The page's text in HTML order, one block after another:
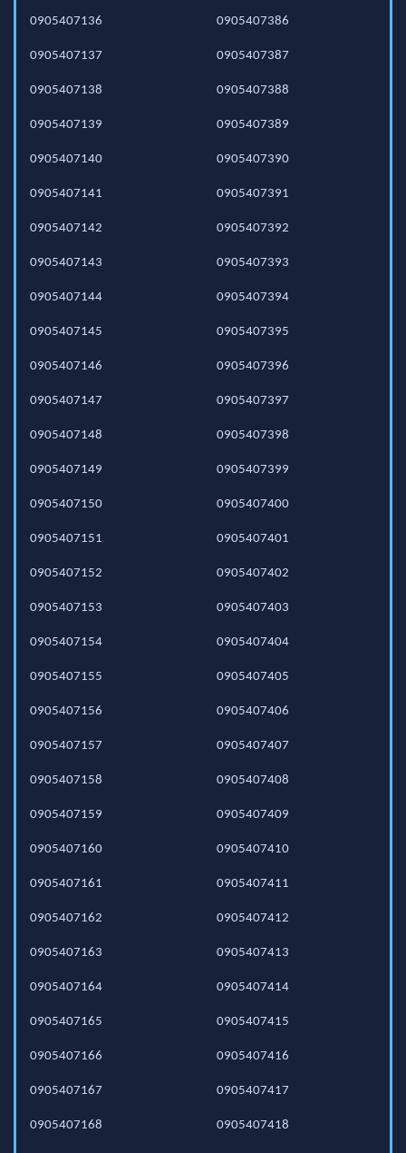
0905407136
0905407137
0905407138
0905407139
0905407140
0905407141
0905407142
0905407143
0905407144
0905407145
0905407146
0905407147
0905407148
0905407149
0905407150
0905407151
0905407152
0905407153
0905407154
0905407155
0905407156
0905407157
0905407158
0905407159
0905407160
0905407161
0905407162
0905407163
0905407164
0905407165
0905407166
0905407167
0905407168
0905407386
0905407387
0905407388
0905407389
0905407390
0905407391
0905407392
0905407393
0905407394
0905407395
0905407396
0905407397
0905407398
0905407399
0905407400
0905407401
0905407402
0905407403
0905407404
0905407405
0905407406
0905407407
0905407408
0905407409
0905407410
0905407411
0905407412
0905407413
0905407414
0905407415
0905407416
0905407417
0905407418